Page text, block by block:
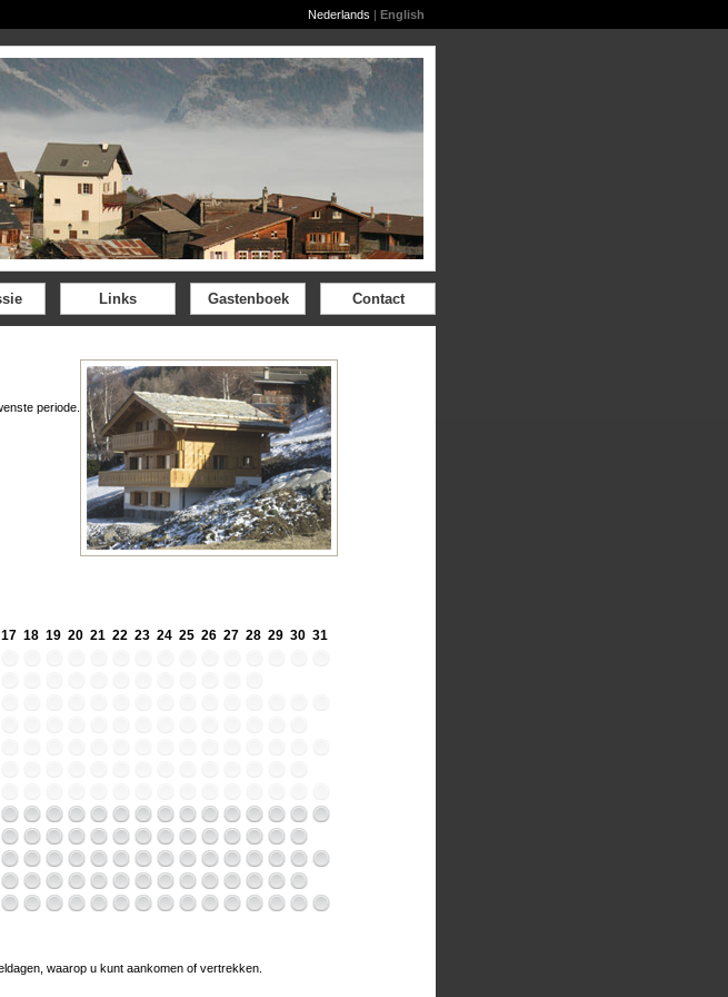
Nederlands | English
Links Gastenboek Contact
periode.
17 18 19 20 21 22 23 24 25 26 27 28 29 30 31
waarop u kunt aankomen of vertrekken.